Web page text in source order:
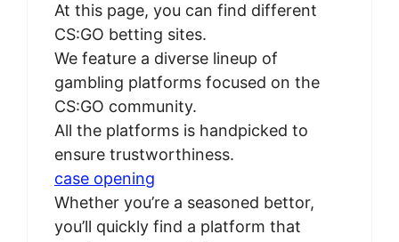
At this page, you can find different
CS:GO betting sites.
We feature a diverse lineup of
gambling platforms focused on the
CS:GO community.
All the platforms is handpicked to
ensure trustworthiness.
case opening
Whether you’re a seasoned bettor,
you’ll quickly find a platform that